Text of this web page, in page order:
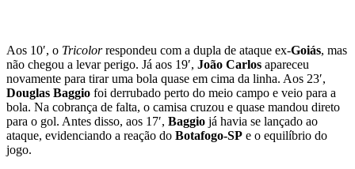
Aos 10′, o Tricolorrespondeu com a dupla de ataque ex-Goiás, mas
não chegou a levar perigo. Já aos 19′, João Carlos apareceu
novamente para tirar uma bola quase em cima da linha. Aos 23′,
Douglas Baggio foi derrubado perto do meio campo e veio para a
bola. Na cobrança de falta, o camisa cruzou e quase mandou direto
para o gol. Antes disso, aos 17′, Baggio já havia se lançado ao
ataque, evidenciando a reação do Botafogo-SP e o equilíbrio do
jogo.